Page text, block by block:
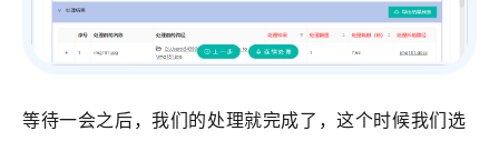
等待一会之后，我们的处理就完成了，这个时候我们选